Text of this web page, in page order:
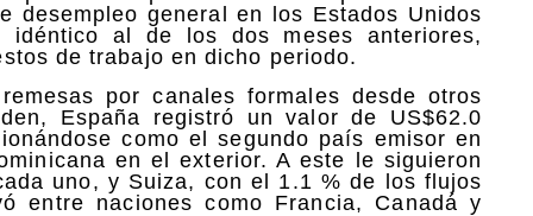
desempleo general en los Estados Unidos
al de los dos meses anteriores,
de trabajo en dicho periodo.
por canales formales desde otros
España registró un valor de US$62.0
como el segundo país emisor en
en el exterior. A este le siguieron
uno, y Suiza, con el 1.1 % de los flujos
entre naciones como Francia, Canadá y